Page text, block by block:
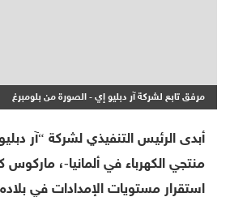
مرفق تابع لشركة آر دبليو إي - الصورة من بلومبرغ
أبدى الرئيس التنفيذي لشركة “آر
منتجي الكهرباء في ألمانيا-، ماركوس
استقرار مستويات الإمدادات في